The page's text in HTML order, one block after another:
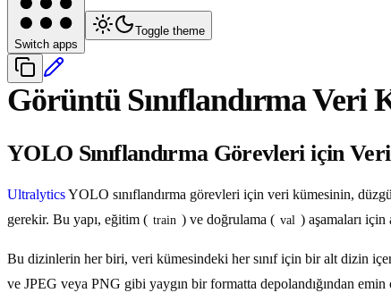
Switch apps
Toggle theme
Görüntü Sınıflandırma Veri
YOLO Sınıflandırma Görevleri için Veri
UltralyticsYOLO sınıflandırma görevleri için veri kümesinin,
gerekir. Bu yapı, eğitim ( train ) ve doğrulama ( val ) aşamaları
Bu dizinlerin her biri, veri kümesindeki her sınıf için bir alt dizin
ve JPEG veya PNG gibi yaygın bir formatta depolandığından emin